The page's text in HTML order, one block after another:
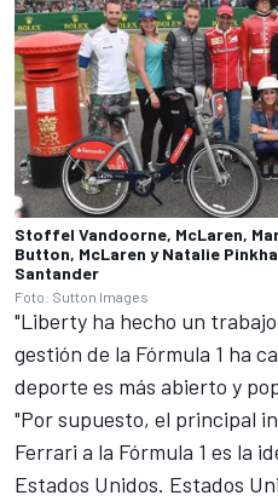
Stoffel Vandoorne, McLaren,
Button, McLaren y Natalie
Santander
Foto: Sutton Images
"Liberty ha hecho un
gestión de la Fórmula 1 ha
deporte es más abierto y
"Por supuesto, el principal
Ferrari a la Fórmula 1 es la
Estados Unidos. Estados